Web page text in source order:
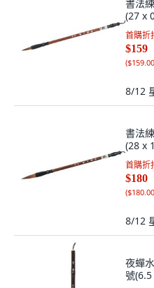
書法
(27 x
首購折
$159
(
8/12
書法
(28 x
首購折
$180
(
8/12
夜蟬
號